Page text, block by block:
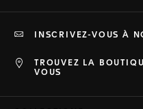
TROUVEZ LA
VOUS
INSCRIVEZ-VOUS À